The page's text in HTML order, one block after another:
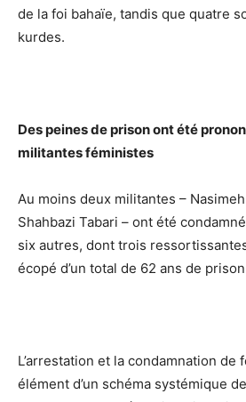
de la foi bahaïe, tandis que quatre
kurdes.
Des peines de prison ont été
militantes féministes
Au moins deux militantes –
Shahbazi Tabari – ont été
six autres, dont trois
écopé d’un total de 62 ans de
L’arrestation et la condamnation de
élément d’un schéma systémique